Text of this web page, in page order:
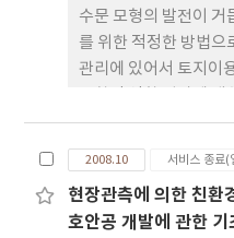
수문 모형의 발전이 거
를 위한 적정한 방법으
관리에 있어서 토지이
향들을 평가하기 위해
강력한 검증이 요구된
많은 지점에서 유량이
마저 많은 오차를 포함
모형의 예측 값을 이용
2008.10 서비스 종료(
현장관측에 의한 친환
호안공 개발에 관한 기